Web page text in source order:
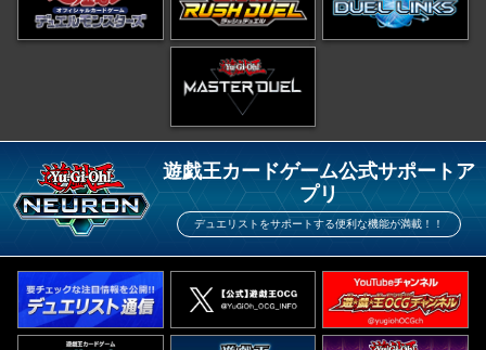
遊戯王カードゲーム公式サポートア
プリ
デュエリストをサポートする便利な機能が満載！！